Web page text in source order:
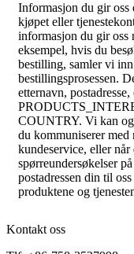
Informasjon du gir
kjøpet eller
informasjon du gir oss
eksempel, hvis du
bestilling, samler vi
bestillingsprosessen.
etternavn,
COUNTRY. Vi kan
du kommuniserer med
kundeservice, eller
spørreundersøkelser
postadressen din til
produktene og
Kontakt oss